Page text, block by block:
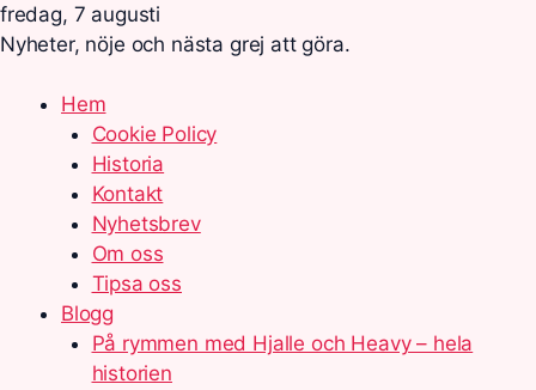
fredag, 7 augusti
Nyheter, nöje och nästa grej att göra.
Hem
Cookie Policy
Historia
Kontakt
Nyhetsbrev
Om oss
Tipsa oss
Blogg
På rymmen med Hjalle och Heavy – hela
historien